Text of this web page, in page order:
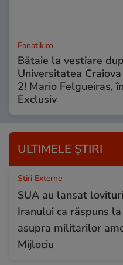
Fanatik.ro
Bătaie la vestiare
Universitatea
2! Mario Felgueiras,
Exclusiv
ULTIMELE ȘTIRI
Știri Externe
SUA au lansat
Iranului ca răspuns
asupra militarilor
Mijlociu